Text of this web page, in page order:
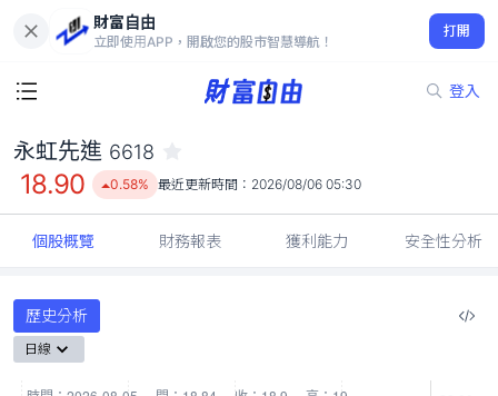
財富自由
立即使用APP，開啟您的股市智慧導航！
打開
登入
18.90
0.58%
永虹先進 6618
18.90 0.58% 最近更新時間： 2026/08/06 05:30
個股概覽 財務報表 獲利能力 安全性分析
歷史分析
日線